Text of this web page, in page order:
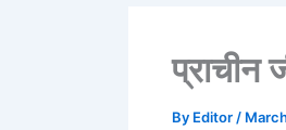
प्राचीन
By Editor /